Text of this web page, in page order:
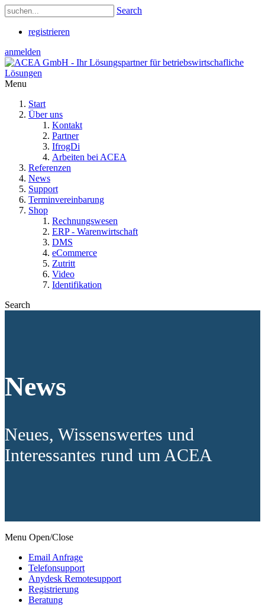
Search
registrieren
anmelden
Menu
Start
Über uns
Kontakt
Partner
IfrogDi
Arbeiten bei ACEA
Referenzen
News
Support
Terminvereinbarung
Shop
Rechnungswesen
ERP - Warenwirtschaft
DMS
eCommerce
Zutritt
Video
Identifikation
Search
News
Neues, Wissenswertes und
Interessantes rund um ACEA
Menu Open/Close
Email Anfrage
Telefonsupport
Anydesk Remotesupport
Registrierung
Beratung